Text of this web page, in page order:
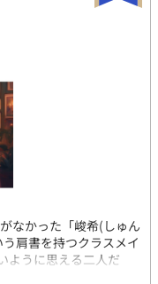
なかった「峻希(しゅん
肩書を持つクラスメイ
ように思える二人だ
つけ友達になる。 彼ら